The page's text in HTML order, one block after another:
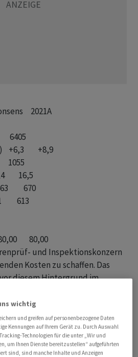
2021A
6405
+6,3         +8,9
1055
16,5
670
613
und Inspektionskonzern
Kosten zu schaffen. Das
diesem Hintergrund im
Margenziel
Analysten sind den auch
fürs Geschäftsjahr
wichtig
und greifen auf personenbezogene Daten
Kennungen auf Ihrem Gerät zu. Durch Auswahl
Technologien für die unter „Wir und
um Ihnen Dienste bereitzustellen“ aufgeführten
sind, sind manche Inhalte und Anzeigen